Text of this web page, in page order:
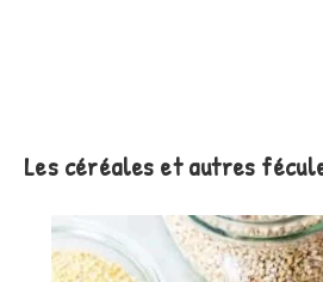
Les céréales et autres